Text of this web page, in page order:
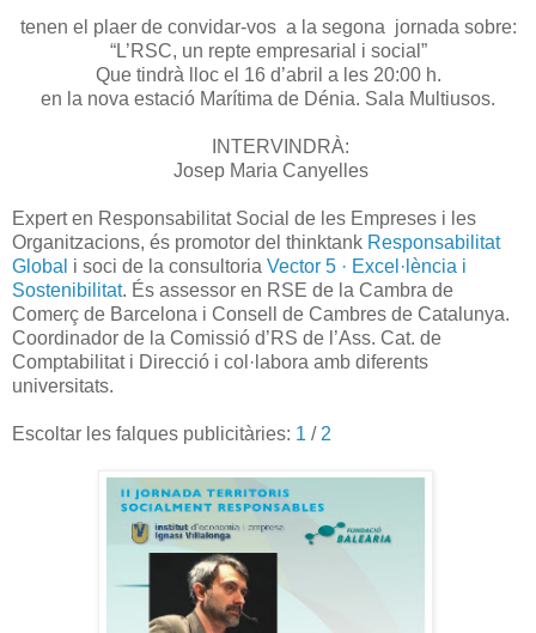
tenen el plaer de convidar-vos a la segona jornada sobre:
“L’RSC, un repte empresarial i social”
Que tindrà lloc el 16 d’abril a les 20:00 h.
en la nova estació Marítima de Dénia. Sala Multiusos.
INTERVINDRÀ:
Josep Maria Canyelles
Expert en Responsabilitat Social de les Empreses i les
Organitzacions, és promotor del thinktank Responsabilitat
Global i soci de la consultoria Vector 5 · Excel·lència i
Sostenibilitat. És assessor en RSE de la Cambra de
Comerç de Barcelona i Consell de Cambres de Catalunya.
Coordinador de la Comissió d’RS de l’Ass. Cat. de
Comptabilitat i Direcció i col·labora amb diferents
universitats.
Escoltar les falques publicitàries: 1 / 2